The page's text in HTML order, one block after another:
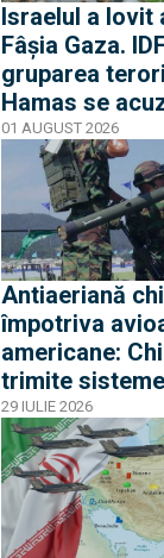
Israelul a lovit
Fâșia Gaza.
gruparea
Hamas se
reciproc de
armistițiului
01 AUGUST 2026
Antiaeriană
împotriva
americane:
trimite sisteme
MANPAD în
fondul
războiului
29 IULIE 2026